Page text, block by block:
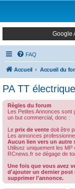
Google
FAQ
Accueil Accueil du
PA TT électrique
Règles du forum
Les Petites Annonces sont
un but commercial, donc :
Le prix de vente doit être
Les annonces
Aucun lien vers un autre
Utilisez uniquement les MP
RCnews.fr se dégage de
Une fois que vous avez
d'ajouter un dernier post
supprimer l'annonce.
Panneau de gestion des